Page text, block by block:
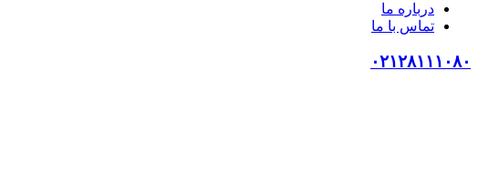
درباره ما
تماس با ما
۰۲۱۲۸۱۱۱۰۸۰